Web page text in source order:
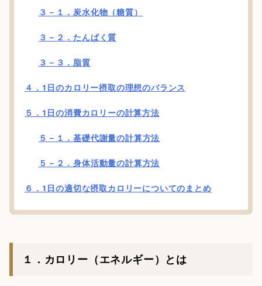
３－１．炭水化物（糖質）
３－２．たんぱく質
３－３．脂質
４．1日のカロリー摂取の理想のバランス
５．1日の消費カロリーの計算方法
５－１．基礎代謝量の計算方法
５－２．身体活動量の計算方法
６．1日の適切な摂取カロリーについてのまとめ
１．カロリー（エネルギー）とは